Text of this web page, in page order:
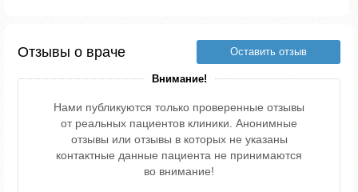
Отзывы о враче Оставить отзыв
Внимание!
Нами публикуются только проверенные отзывы
от реальных пациентов клиники. Анонимные
отзывы или отзывы в которых не указаны
контактные данные пациента не принимаются
во внимание!